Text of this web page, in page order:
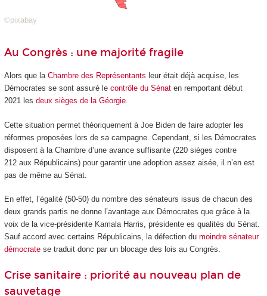
©pixabay
Au Congrès : une majorité fragile
Alors que la Chambre des Représentants leur était déjà acquise, les
Démocrates se sont assuré le contrôle du Sénaten remportant début
2021 les deux sièges de la Géorgie.
Cette situation permet théoriquement à Joe Biden de faire adopter les
réformes proposées lors de sa campagne. Cependant, si les Démocrates
disposent à la Chambre d’une avance suffisante (220 sièges contre
212 aux Républicains) pour garantir une adoption assez aisée, il n’en est
pas de même au Sénat.
En effet, l’égalité (50-50) du nombre des sénateurs issus de chacun des
deux grands partis ne donne l’avantage aux Démocrates que grâce à la
voix de la vice-présidente Kamala Harris, présidente es qualités du Sénat.
Sauf accord avec certains Républicains, la défection du moindre sénateur
démocratese traduit donc par un blocage des lois au Congrès.
Crise sanitaire : priorité au nouveau plan de
sauvetage